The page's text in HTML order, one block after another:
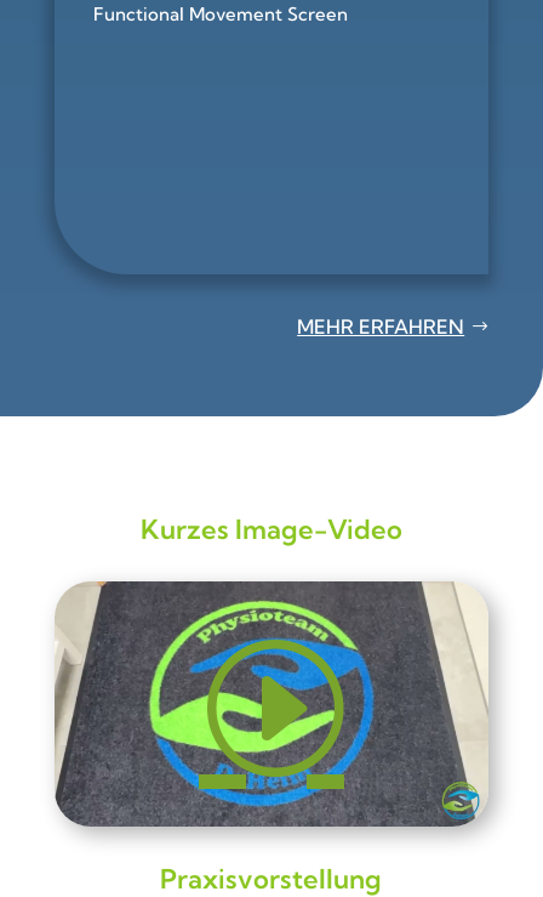
Functional Movement Screen
MEHR ERFAHREN
Kurzes Image-Video
Praxisvorstellung